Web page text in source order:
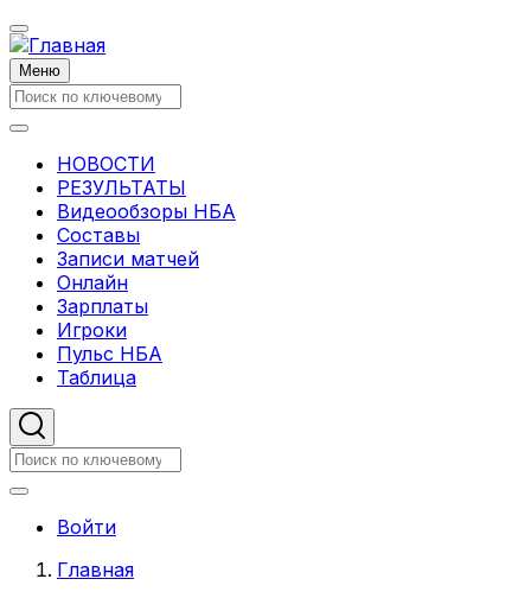
Перейти
к
основному
содержанию
Меню
Поиск
Поиск
Основная
навигация
НОВОСТИ
РЕЗУЛЬТАТЫ
Видеообзоры НБА
Составы
Записи матчей
Онлайн
Зарплаты
Игроки
Пульс НБА
Таблица
Поиск
Поиск
Меню
записи
Войти
Главная